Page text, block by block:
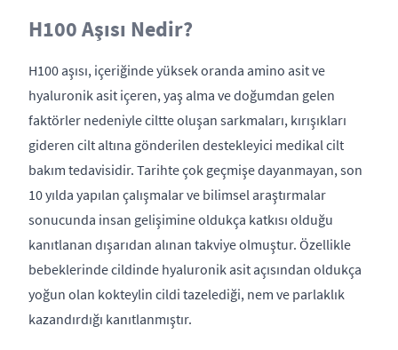
H100 Aşısı Nedir?
H100 aşısı, içeriğinde yüksek oranda amino asit ve
hyaluronik asit içeren, yaş alma ve doğumdan gelen
faktörler nedeniyle ciltte oluşan sarkmaları, kırışıkları
gideren cilt altına gönderilen destekleyici medikal cilt
bakım tedavisidir. Tarihte çok geçmişe dayanmayan, son
10 yılda yapılan çalışmalar ve bilimsel araştırmalar
sonucunda insan gelişimine oldukça katkısı olduğu
kanıtlanan dışarıdan alınan takviye olmuştur. Özellikle
bebeklerinde cildinde hyaluronik asit açısından oldukça
yoğun olan kokteylin cildi tazelediği, nem ve parlaklık
kazandırdığı kanıtlanmıştır.